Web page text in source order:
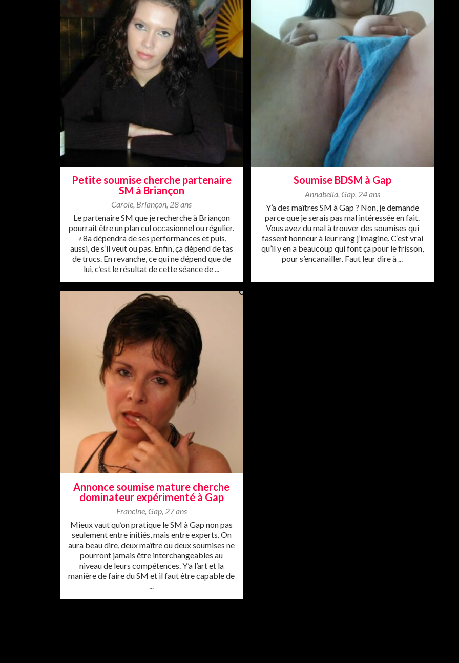
Petite soumise cherche partenaire
SM à Briançon
Carole Briançon 28 ans
Le partenaire SM que je recherche à Briançon
pourrait être un plan cul occasionnel ou régulier.
♀8a dépendra de ses performances et puis,
aussi, de s’il veut ou pas. Enfin, ça dépend de tas
de trucs. En revanche, ce qui ne dépend que de
lui, c’est le résultat de cette séance de ...
Soumise BDSM à Gap
Annabella, Gap, 24 ans
Y’a des maîtres SM à Gap ? Non, je demande
parce que je serais pas mal intéressée en fait.
Vous avez du mal à trouver des soumises qui
fassent honneur à leur rang j’imagine. C’est vrai
qu’il y en a beaucoup qui font ça pour le frisson,
pour s’encanailler. Faut leur dire à ...
Annonce soumise mature cherche
dominateur expérimenté à Gap
Francine, Gap, 27 ans
Mieux vaut qu’on pratique le SM à Gap non pas
seulement entre initiés, mais entre experts. On
aura beau dire, deux maître ou deux soumises ne
pourront jamais être interchangeables au
niveau de leurs compétences. Y’a l’art et la
manière de faire du SM et il faut être capable de
...